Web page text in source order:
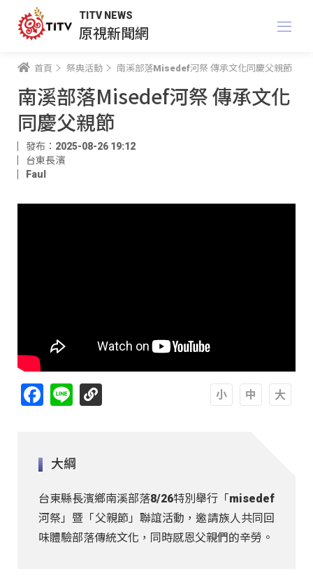
TITV NEWS
原視新聞網
首頁 祭典活動 南溪部落Misedef河祭 傳承文化同慶父親節
南溪部落Misedef河祭 傳承文化
同慶父親節
發布：2025-08-26 19:12
台東長濱
Faul
Facebook
Line
大綱
台東縣長濱鄉南溪部落8/26特別舉行「misedef
河祭」暨「父親節」聯誼活動，邀請族人共同回
味體驗部落傳統文化，同時感恩父親們的辛勞。